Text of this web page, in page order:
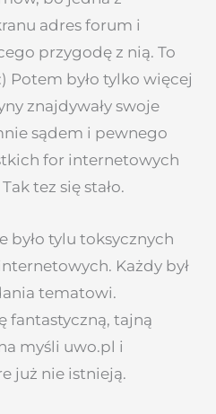
adres forum i
przygodę z nią. To
Potem było tylko więcej
znajdywały swoje
sądem i pewnego
for internetowych
tez się stało.
było tylu toksycznych
Każdy był
tematowi.
fantastyczną, tajną
myśli uwo.pl i
już nie istnieją.